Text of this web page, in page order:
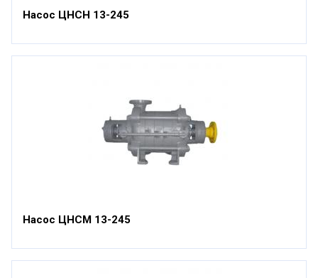
Насос ЦНСН 13-245
Насос ЦНСМ 13-245